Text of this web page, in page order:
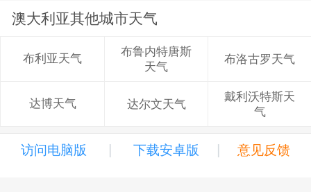
澳大利亚其他城市天气
布利亚天气
布鲁内特唐斯
天气
布洛古罗天气
达博天气 达尔文天气
戴利沃特斯天
气
访问电脑版 | 下载安卓版 | 意见反馈